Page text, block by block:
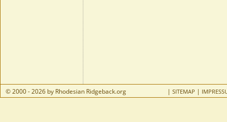
© 2000 - 2026 by Rhodesian Ridgeback.org | SITEMAP |